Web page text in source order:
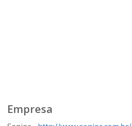
Empresa